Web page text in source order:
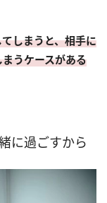
しまうと、相手に
うケースがある
に過ごすから